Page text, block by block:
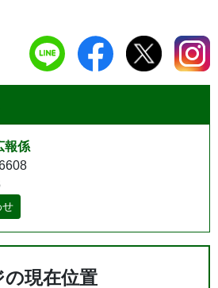
報係
せ
現在位置